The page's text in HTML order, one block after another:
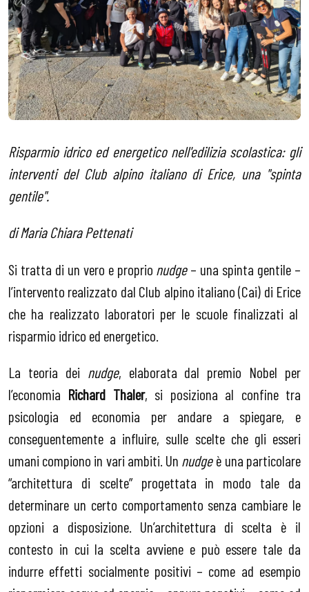
Risparmio idrico ed energetico nell'edilizia scolastica: gli
interventi del Club alpino italiano di Erice, una "spinta
gentile".
di Maria Chiara Pettenati
Si tratta di un vero e proprio nudge– una spinta gentile –
l’intervento realizzato dal Club alpino italiano (Cai) di Erice
che ha realizzato laboratori per le scuole finalizzati al
risparmio idrico ed energetico.
La teoria dei nudge, elaborata dal premio Nobel per
l’economia Richard Thaler, si posiziona al confine tra
psicologia ed economia per andare a spiegare, e
conseguentemente a influire, sulle scelte che gli esseri
umani compiono in vari ambiti. Un nudgeè una particolare
“architettura di scelte” progettata in modo tale da
determinare un certo comportamento senza cambiare le
opzioni a disposizione. Un’architettura di scelta è il
contesto in cui la scelta avviene e può essere tale da
indurre effetti socialmente positivi – come ad esempio